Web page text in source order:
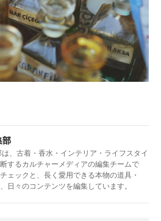
部
、古着・香水・インテリア・ライフスタイ
するカルチャーメディアの編集チームで
ェックと、長く愛用できる本物の道具・
日々のコンテンツを編集しています。